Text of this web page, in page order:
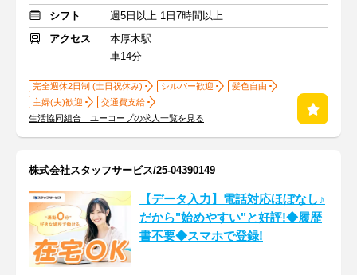
シフト
週5日以上 1日7時間以上
アクセス
本厚木駅
車14分
完全週休2日制 (土日祝休み) シルバー歓迎
髪色自由
主婦(夫)歓迎
交通費支給
生活協同組合 ユーコープの求人一覧を見る
株式会社スタッフサービス/25-04390149
【データ入力】電話対応ほぼなし♪
だから"始めやすい"と好評!◆履歴
書不要◆スマホで登録!